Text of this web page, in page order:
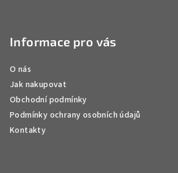
Informace pro vás
O nás
Jak nakupovat
Obchodní podmínky
Podmínky ochrany osobních údajů
Kontakty